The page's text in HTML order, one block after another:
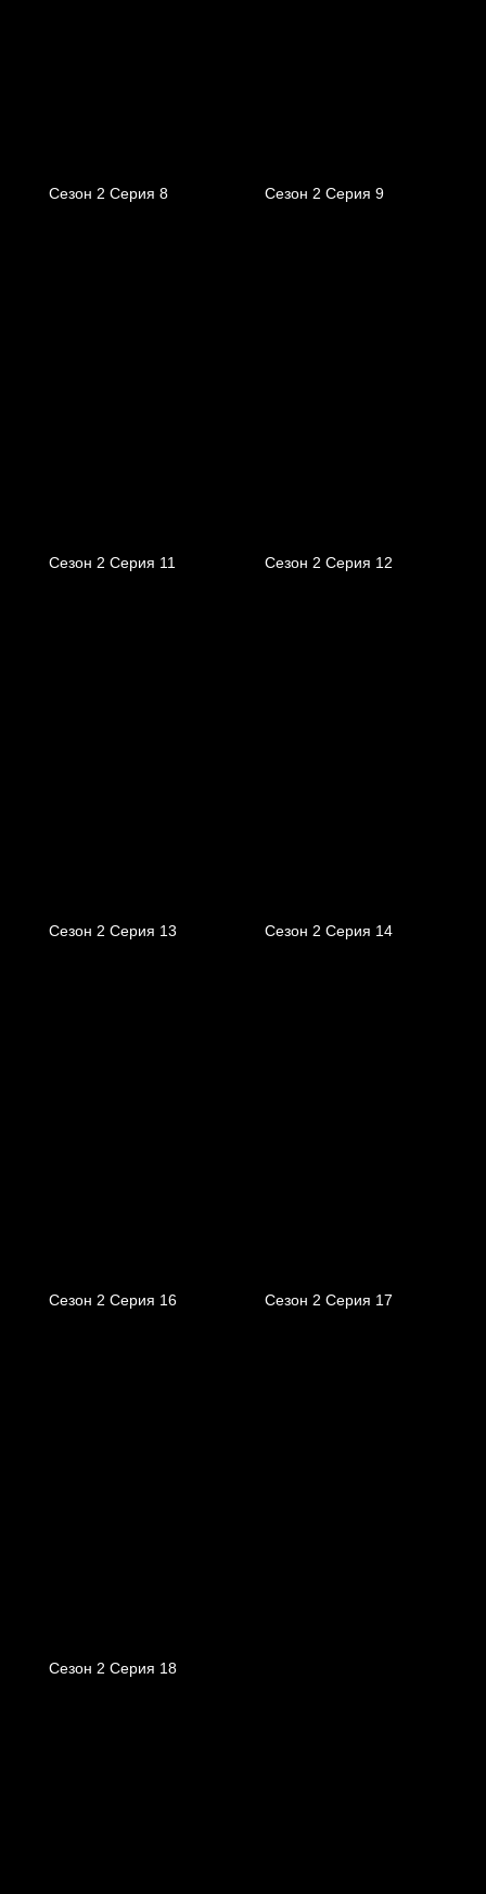
Сезон 2 Серия 8 Сезон 2 Серия 9
Сезон 2 Серия 11 Сезон 2 Серия 12
Сезон 2 Серия 13 Сезон 2 Серия 14
Сезон 2 Серия 16 Сезон 2 Серия 17
Сезон 2 Серия 18